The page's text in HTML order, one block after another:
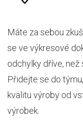
Máte za sebou
se ve výkresové
odchylky dříve, než
Přidejte se do
kvalitu výroby od
výrobek.